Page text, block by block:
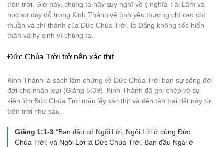
trên trời. Giờ này, chúng ta hãy suy nghĩ về ý nghĩa Tái Lâm và
học sự dạy dỗ trong Kinh Thánh về tình yêu thương chí cao chí
thuần và chí thánh của Đức Chúa Trời, là Đấng không tiếc hiến
thân và hy sinh vì chúng ta.
Đức Chúa Trời trở nên xác thịt
Kinh Thánh là sách làm chứng về Đức Chúa Trời ban sự sống đời
đời cho nhân loại (Giăng 5:39). Kinh Thánh đã ghi chép về sự
kiện lớn Đức Chúa Trời mặc lấy xác thịt và đến tận trái đất này từ
trên trời như sau.
Giăng 1:1-3 “Ban đầu có Ngôi Lời, Ngôi Lời ở cùng Đức
Chúa Trời, và Ngôi Lời là Đức Chúa Trời. Ban đầu Ngài ở